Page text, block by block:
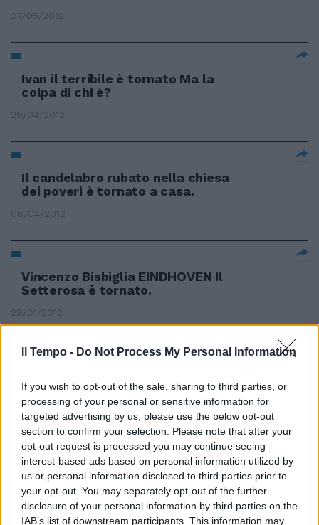
Il Tempo - Do Not Process My Personal Information
If you wish to opt-out of the sale, sharing to third parties, or
processing of your personal or sensitive information for
targeted advertising by us, please use the below opt-out
section to confirm your selection. Please note that after your
opt-out request is processed you may continue seeing
interest-based ads based on personal information utilized by
us or personal information disclosed to third parties prior to
your opt-out. You may separately opt-out of the further
disclosure of your personal information by third parties on the
IAB’s list of downstream participants. This information may
27/05/2012
Ivan il terribile è tornato Ma la
colpa di chi è?
29/04/2012
Il candelabro rubato nella chiesa
dei poveri è tornato a casa.
08/04/2012
Vincenzo Bisbiglia EINDHOVEN Il
Setterosa è tornato.
29/01/2012
si è aperto tra mille difficoltà in
una giornata nera per le Borse
europee, soprattutto per Piazza
Affari in negativo di oltre il 4% e
con lo spread che è tornato a
salire a 444 punti.
11/12/2011